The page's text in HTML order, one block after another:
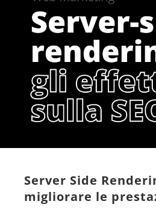
Server Side
migliorare le